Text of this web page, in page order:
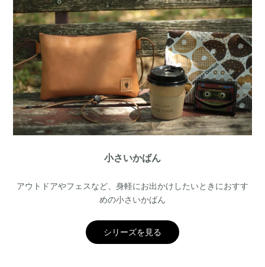
小さいかばん
アウトドアやフェスなど、身軽にお出かけしたいときにおすす
めの小さいかばん
シリーズを見る